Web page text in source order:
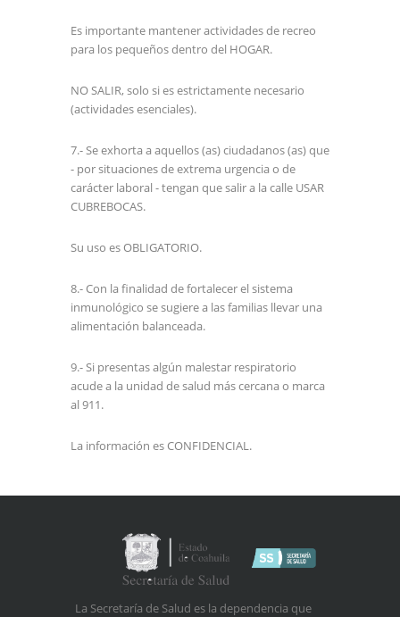
Es importante mantener actividades de recreo
para los pequeños dentro del HOGAR.
NO SALIR, solo si es estrictamente necesario
(actividades esenciales).
7.- Se exhorta a aquellos (as) ciudadanos (as) que
- por situaciones de extrema urgencia o de
carácter laboral - tengan que salir a la calle USAR
CUBREBOCAS.
Su uso es OBLIGATORIO.
8.- Con la finalidad de fortalecer el sistema
inmunológico se sugiere a las familias llevar una
alimentación balanceada.
9.- Si presentas algún malestar respiratorio
acude a la unidad de salud más cercana o marca
al 911.
La información es CONFIDENCIAL.
La Secretaría de Salud es la dependencia que